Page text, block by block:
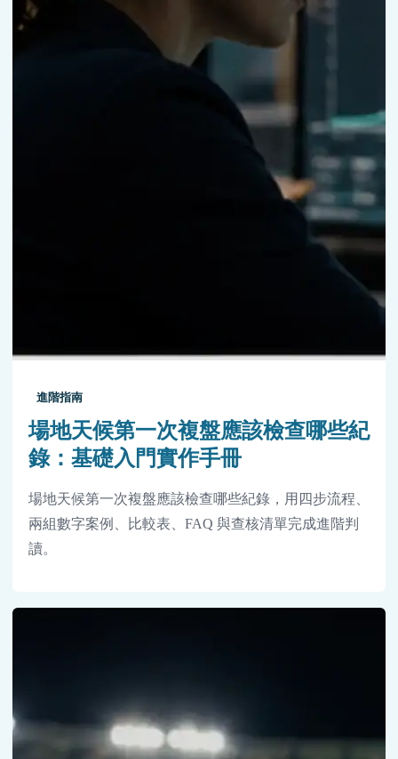
進階指南
場地天候第一次複盤應該檢查哪些紀
錄：基礎入門實作手冊
場地天候第一次複盤應該檢查哪些紀錄，用四步流程、
兩組數字案例、比較表、FAQ 與查核清單完成進階判
讀。